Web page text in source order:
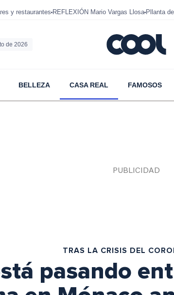
y restaurantes REFLEXIÓN Mario Vargas Llosa Pllanta
de 2026
BELLEZA CASA REAL FAMOSOS
TRAS LA CRISIS DEL
pasando